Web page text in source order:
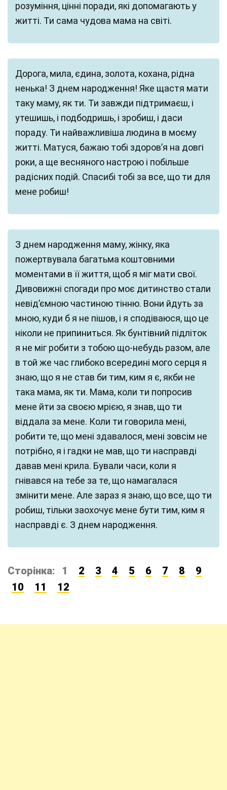
розуміння, цінні поради, які допомагають у
житті. Ти сама чудова мама на світі.
Дорога, мила, єдина, золота, кохана, рідна
ненька! З днем народження! Яке щастя мати
таку маму, як ти. Ти завжди підтримаєш, і
утешишь, і подбодришь, і зробиш, і даси
пораду. Ти найважливіша людина в моєму
житті. Матуся, бажаю тобі здоров’я на довгі
роки, а ще весняного настрою і побільше
радісних подій. Спасибі тобі за все, що ти для
мене робиш!
З днем народження маму, жінку, яка
пожертвувала багатьма коштовними
моментами в її життя, щоб я міг мати свої.
Дивовижні спогади про моє дитинство стали
невід’ємною частиною тінню. Вони йдуть за
мною, куди б я не пішов, і я сподіваюся, що це
ніколи не припиниться. Як бунтівний підліток
я не міг робити з тобою що-небудь разом, але
в той же час глибоко всередині мого серця я
знаю, що я не став би тим, ким я є, якби не
така мама, як ти. Мама, коли ти попросив
мене йти за своєю мрією, я знав, що ти
віддала за мене. Коли ти говорила мені,
робити те, що мені здавалося, мені зовсім не
потрібно, я і гадки не мав, що ти насправді
давав мені крила. Бували часи, коли я
гнівався на тебе за те, що намагалася
змінити мене. Але зараз я знаю, що все, що ти
робиш, тільки заохочує мене бути тим, ким я
насправді є. З днем народження.
Сторінка: 1 2 3 4 5 6 7 8
9
10
11 12